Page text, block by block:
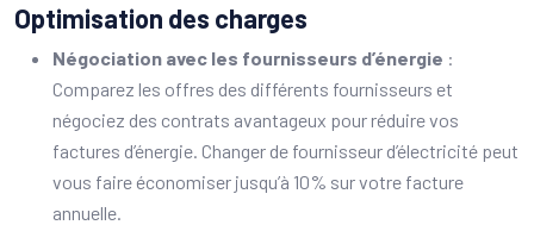
Optimisation des charges
Négociation avec les fournisseurs d’énergie :
Comparez les offres des différents fournisseurs et
négociez des contrats avantageux pour réduire vos
factures d’énergie. Changer de fournisseur d’électricité peut
vous faire économiser jusqu’à 10% sur votre facture
annuelle.